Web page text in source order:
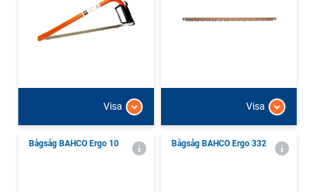
Visa Visa
Bågsåg BAHCO Ergo 10 Bågsåg BAHCO Ergo 332